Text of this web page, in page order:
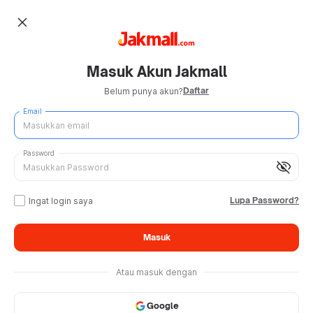
close
Masuk Akun Jakmall
Belum punya akun?Daftar
Email
visibility_off
Password
Ingat login saya Lupa Password?
Masuk
Atau masuk dengan
Google